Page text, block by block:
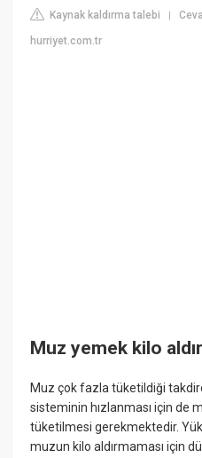
Kaynak kaldırma talebi |
hurriyet.com.tr
Muz yemek kilo
Muz çok fazla tüketildiği
sisteminin hızlanması için de
tüketilmesi gerekmektedir.
muzun kilo aldırmaması için